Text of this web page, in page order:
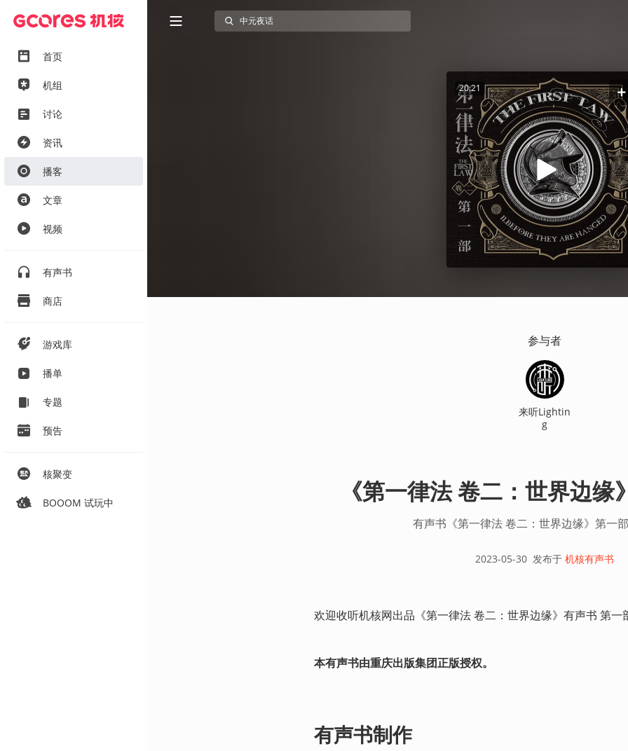
首页
机组
讨论
资讯
播客
文章
视频
有声书
商店
游戏库
播单
专题
预告
核聚变
BOOOM 试玩中
20:21
参与者
来听Lightin
g
《第一律法 卷二：世界边缘
有声书《第一律法 卷二：世界边缘》第一
2023-05-30 发布于 机核有声书
欢迎收听机核网出品《第一律法 卷二：世界边缘》有声书 第一
本有声书由重庆出版集团正版授权。
有声书制作